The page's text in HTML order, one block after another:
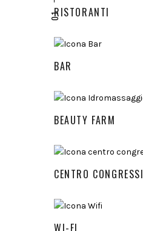
RISTORANTI
BAR
BEAUTY FARM
CENTRO CONGRESSI
WI-FI